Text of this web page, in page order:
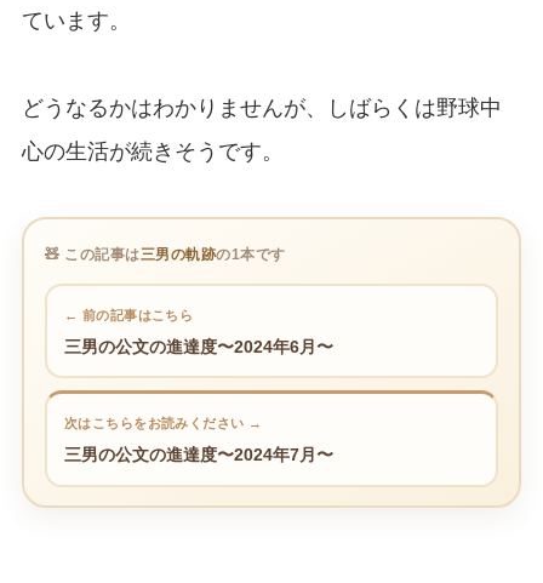
ています。
どうなるかはわかりませんが、しばらくは野球中
心の生活が続きそうです。
🧸 この記事は三男の軌跡の1本です
← 前の記事はこちら
三男の公文の進達度〜2024年6月〜
次はこちらをお読みください →
三男の公文の進達度〜2024年7月〜